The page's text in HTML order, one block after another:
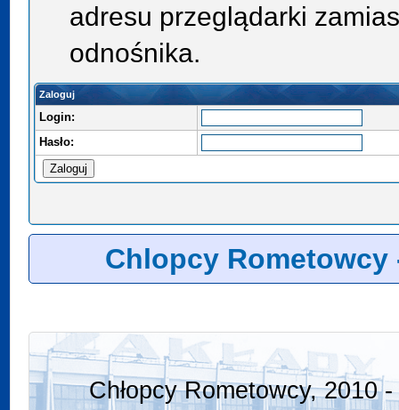
adresu przeglądarki
odnośnika.
Zaloguj
Login:
Hasło:
Chlopcy Rometowcy
Chłopcy Rometowcy, 2010